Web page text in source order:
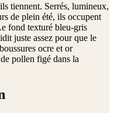
tiennent. Serrés, lumineux,
de plein été, ils occupent
fond texturé bleu-gris
juste assez pour que le
ocre et or
pollen figé dans la